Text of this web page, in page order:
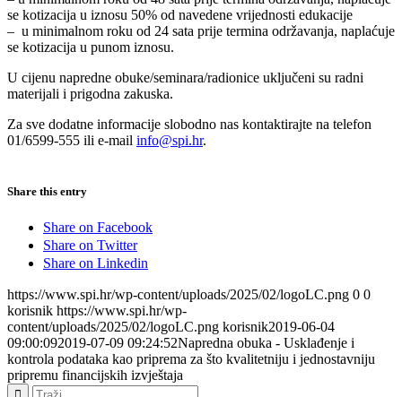
se kotizacija u iznosu 50% od navedene vrijednosti edukacije
– u minimalnom roku od 24 sata prije termina održavanja, naplaćuje
se kotizacija u punom iznosu.
U cijenu napredne obuke/seminara/radionice uključeni su radni
materijali i prigodna zakuska.
Za sve dodatne informacije slobodno nas kontaktirajte na telefon
01/6599-555 ili e-mail info@spi.hr.
Share this entry
Share on Facebook
Share on Twitter
Share on Linkedin
https://www.spi.hr/wp-content/uploads/2025/02/logoLC.png 0 0
korisnik https://www.spi.hr/wp-
content/uploads/2025/02/logoLC.png korisnik2019-06-04
09:00:092019-07-09 09:24:52Napredna obuka - Usklađenje i
kontrola podataka kao priprema za što kvalitetniju i jednostavniju
pripremu financijskih izvještaja